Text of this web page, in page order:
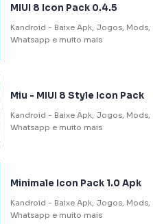
MIUI 8 Icon Pack 0.4.5
Miu - MIUI 8 Style Icon Pack
Minimale Icon Pack 1.0 Apk